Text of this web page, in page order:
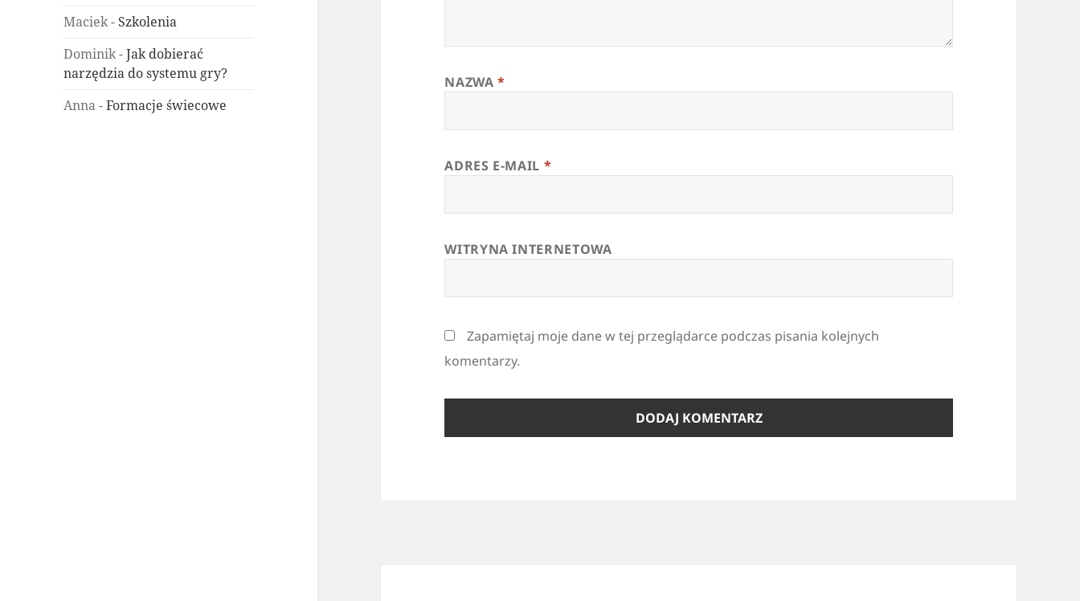
Maciek- Szkolenia
Dominik-Jak dobierać
narzędzia do systemu gry?
Anna-Formacje świecowe
NAZWA*
ADRES E-MAIL *
WITRYNA INTERNETOWA
Zapamiętaj moje dane w tej przeglądarce podczas pisania kolejnych
komentarzy.